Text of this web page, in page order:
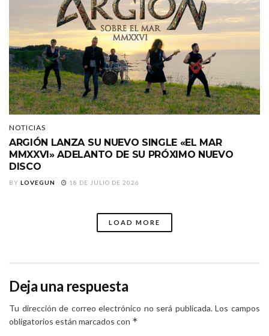
NOTICIAS
ARGIÓN LANZA SU NUEVO SINGLE «EL MAR
MMXXVI» ADELANTO DE SU PRÓXIMO NUEVO
DISCO
BY LOVEGUN 18 DE JULIO DE 2026
LOAD MORE
Deja una respuesta
Tu dirección de correo electrónico no será publicada. Los campos
obligatorios están marcados con *